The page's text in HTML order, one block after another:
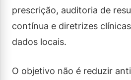
prescrição, auditoria de
contínua e diretrizes
dados locais.
O objetivo não é reduzir